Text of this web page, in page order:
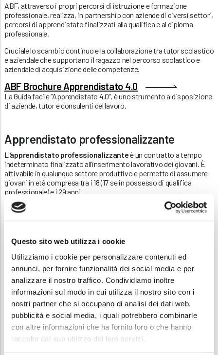
Questo sito web utilizza i cookie
Utilizziamo i cookie per personalizzare contenuti ed
annunci, per fornire funzionalità dei social media e per
analizzare il nostro traffico. Condividiamo inoltre
informazioni sul modo in cui utilizza il nostro sito con i
nostri partner che si occupano di analisi dei dati web,
pubblicità e social media, i quali potrebbero combinarle
con altre informazioni che ha fornito loro o che hanno
raccolto dal suo utilizzo dei loro servizi.
ABF, attraverso i propri percorsi di istruzione e formazione
professionale, realizza, in partnership con aziende di diversi settori,
percorsi di apprendistato finalizzati alla qualifica e al diploma
professionale.
Cruciale lo scambio continuo e la collaborazione tra tutor scolastico
e aziendale che supportano il ragazzo nel percorso scolastico e
aziendale di acquisizione delle competenze.
ABF Brochure Apprendistato 4.0
La Guida facile “Apprendistato 4.0“, è uno strumento a disposizione
di aziende, tutor e consulenti del lavoro.
Apprendistato professionalizzante
L ‘apprendistato professionalizzanteè un contratto a tempo
indeterminato finalizzato all’inserimento lavorativo dei giovani. È
attivabile in qualunque settore produttivo e permette di assumere
giovani in età compresa tra i 18 (17 se in possesso di qualifica
professionale) e i 29 anni.
ISCRIZIONE PER APPRENDISTATO
PROFESSIONALIZZANTE
componente formativa, di base e trasversale, svolta preso
strutture accreditate e/o in impresa, oltre ad un apprendimento
tecnico professionale on the job.
È prevista la figura di un tutor aziendale, un lavoratore esperto
che opera nello stesso contesto in cui l’apprendista è stato inserito.
È nominato dal datore di lavoro e ha il compito di supportare il
giovane nell’apprendimento in azienda delle competenze richieste
dal profilo professionale specifico.
ISCRIZIONE TUTOR AZIENDALE